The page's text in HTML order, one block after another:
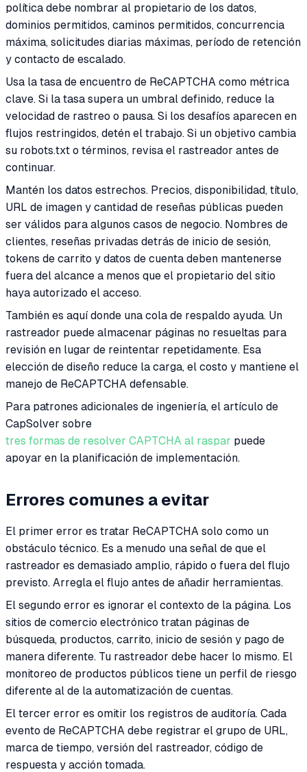
política debe nombrar al propietario de los datos,
dominios permitidos, caminos permitidos, concurrencia
máxima, solicitudes diarias máximas, período de retención
y contacto de escalado.
Usa la tasa de encuentro de ReCAPTCHA como métrica
clave. Si la tasa supera un umbral definido, reduce la
velocidad de rastreo o pausa. Si los desafíos aparecen en
flujos restringidos, detén el trabajo. Si un objetivo cambia
su robots.txt o términos, revisa el rastreador antes de
continuar.
Mantén los datos estrechos. Precios, disponibilidad, título,
URL de imagen y cantidad de reseñas públicas pueden
ser válidos para algunos casos de negocio. Nombres de
clientes, reseñas privadas detrás de inicio de sesión,
tokens de carrito y datos de cuenta deben mantenerse
fuera del alcance a menos que el propietario del sitio
haya autorizado el acceso.
También es aquí donde una cola de respaldo ayuda. Un
rastreador puede almacenar páginas no resueltas para
revisión en lugar de reintentar repetidamente. Esa
elección de diseño reduce la carga, el costo y mantiene el
manejo de ReCAPTCHA defensable.
Para patrones adicionales de ingeniería, el artículo de
CapSolver sobre
tres formas de resolver CAPTCHA al raspar puede
apoyar en la planificación de implementación.
Errores comunes a evitar
El primer error es tratar ReCAPTCHA solo como un
obstáculo técnico. Es a menudo una señal de que el
rastreador es demasiado amplio, rápido o fuera del flujo
previsto. Arregla el flujo antes de añadir herramientas.
El segundo error es ignorar el contexto de la página. Los
sitios de comercio electrónico tratan páginas de
búsqueda, productos, carrito, inicio de sesión y pago de
manera diferente. Tu rastreador debe hacer lo mismo. El
monitoreo de productos públicos tiene un perfil de riesgo
diferente al de la automatización de cuentas.
El tercer error es omitir los registros de auditoría. Cada
evento de ReCAPTCHA debe registrar el grupo de URL,
marca de tiempo, versión del rastreador, código de
respuesta y acción tomada.